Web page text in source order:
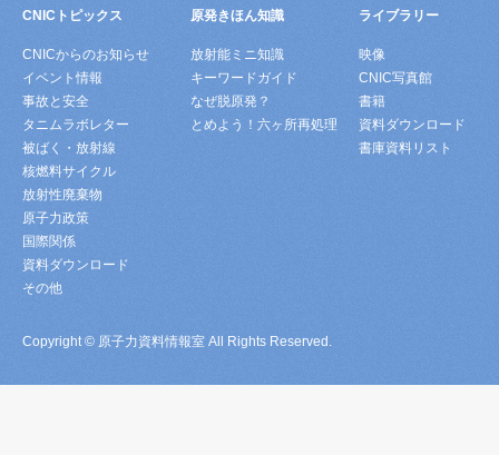
CNICトピックス
CNICからのお知らせ
イベント情報
事故と安全
タニムラボレター
被ばく・放射線
核燃料サイクル
放射性廃棄物
原子力政策
国際関係
資料ダウンロード
その他
原発きほん知識
放射能ミニ知識
キーワードガイド
なぜ脱原発？
とめよう！六ヶ所再処理
ライブラリー
映像
CNIC写真館
書籍
資料ダウンロード
書庫資料リスト
Copyright © 原子力資料情報室 All Rights Reserved.